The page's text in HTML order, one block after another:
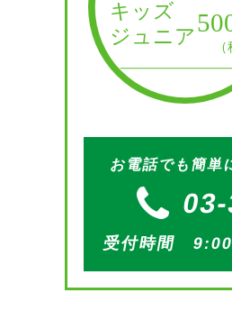
お電話でも簡単
受付時間 9:00